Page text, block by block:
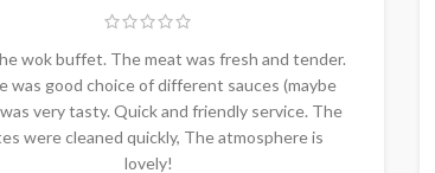
wok buffet. The meat was fresh and tender.
was good choice of different sauces (maybe
very tasty. Quick and friendly service. The
were cleaned quickly, The atmosphere is
lovely!